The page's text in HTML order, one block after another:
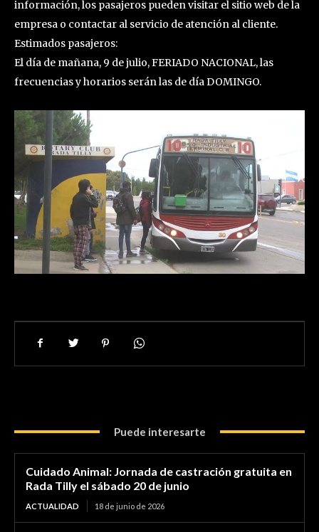
información, los pasajeros pueden visitar el sitio web de la
empresa o contactar al servicio de atención al cliente.
Estimados pasajeros:
El día de mañana, 9 de julio, FERIADO NACIONAL, las
frecuencias y horarios serán las de día DOMINGO.
Puede interesarte
Cuidado Animal: Jornada de castración gratuita en
Rada Tilly el sábado 20 de junio
ACTUALIDAD 18 de junio de 2026